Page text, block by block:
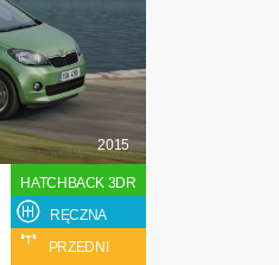
2015
HATCHBACK 3DR
RĘCZNA
PRZEDNI